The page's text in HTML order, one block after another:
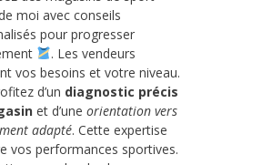
moi avec conseils
pour progresser
. Les vendeurs
vos besoins et votre niveau.
d’un diagnostic précis
et d’une orientation vers
adapté. Cette expertise
vos performances sportives.